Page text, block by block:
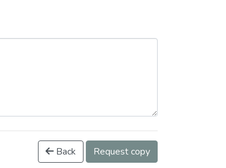
Back Request copy